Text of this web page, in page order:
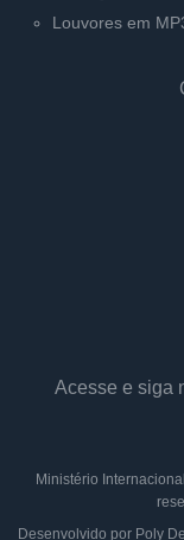
Louvores em
Acesse e siga
Ministério
Desenvolvido por Poly